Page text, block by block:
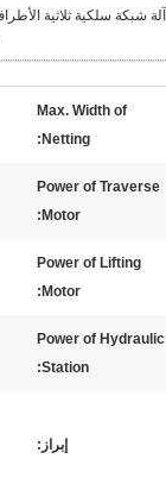
Max. Width of
Netting:
Power of Traverse
Motor:
Power of Lifting
Motor:
Power of Hydraulic
Station:
إبراز: